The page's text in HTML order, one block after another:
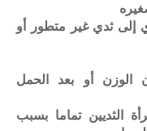
إلى ثدي غير متطور أو
الوزن أو بعد الحمل
الثديين تماما بسبب